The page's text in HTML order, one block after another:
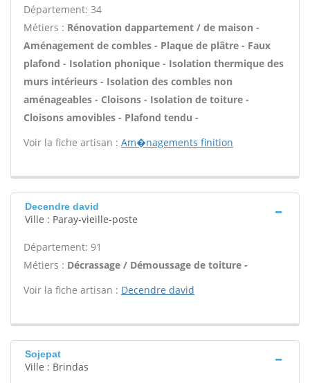
Département: 34
Métiers : Rénovation dappartement / de maison -
Aménagement de combles - Plaque de plâtre - Faux
plafond - Isolation phonique - Isolation thermique des
murs intérieurs - Isolation des combles non
aménageables - Cloisons - Isolation de toiture -
Cloisons amovibles - Plafond tendu -
Voir la fiche artisan : Am�nagements finition
Decendre david
Ville : Paray-vieille-poste
Département: 91
Métiers : Décrassage / Démoussage de toiture -
Voir la fiche artisan : Decendre david
Sojepat
Ville : Brindas